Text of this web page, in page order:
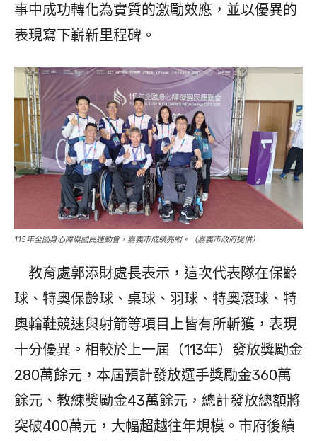
事中成功轉化為實質的激勵效應，並以優異的
表現寫下嶄新里程碑。
115年全國身心障礙國民運動會，嘉義市成績亮眼。（嘉義市政府提供）
教育處郭添財處長表示，這次代表隊在保齡
球、特奧保齡球、桌球、羽球、特奧滾球、特
奧輪鞋競速與射箭等項目上皆有所斬獲，表現
十分優異。相較於上一屆（113年）發放獎勵金
280萬餘元，本屆預計發放選手獎勵金360萬
餘元、教練獎勵金43萬餘元，總計發放總額將
突破400萬元，大幅超越往年規模。市府後續